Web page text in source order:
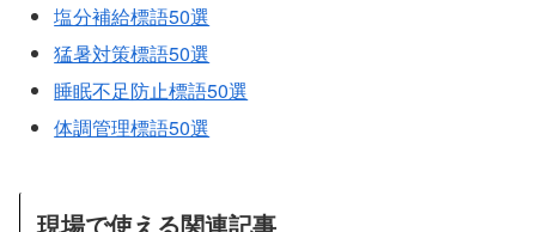
塩分補給標語50選
猛暑対策標語50選
睡眠不足防止標語50選
体調管理標語50選
現場で使える関連記事